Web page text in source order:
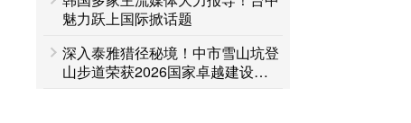
魅力跃上国际掀话题
深入泰雅猎径秘境！中市雪山坑登
山步道荣获2026国家卓越建设奖
「金质奖」